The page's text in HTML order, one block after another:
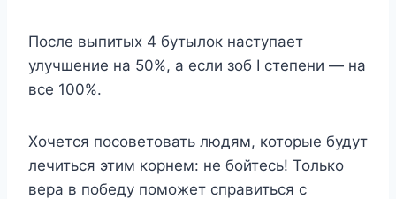
После выпитых 4 бутылок наступает
улучшение на 50%, а если зоб I степени — на
все 100%.
Хочется посоветовать людям, которые будут
лечиться этим корнем: не бойтесь! Только
вера в победу поможет справиться с